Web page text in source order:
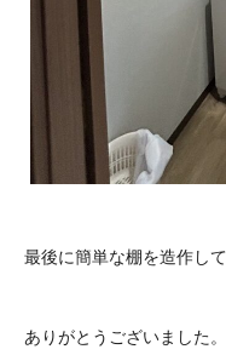
最後に簡単な棚を造作して
ありがとうございました。